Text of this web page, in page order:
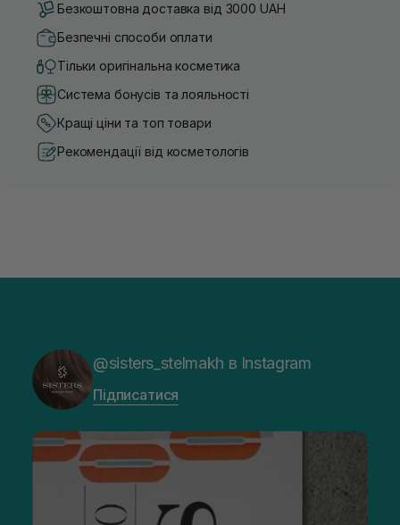
Безкоштовна доставка від 3000 UAH
Безпечні способи оплати
Тільки оригінальна косметика
Система бонусів та лояльності
Кращі ціни та топ товари
Рекомендації від косметологів
@sisters_stelmakh в Instagram
Підписатися